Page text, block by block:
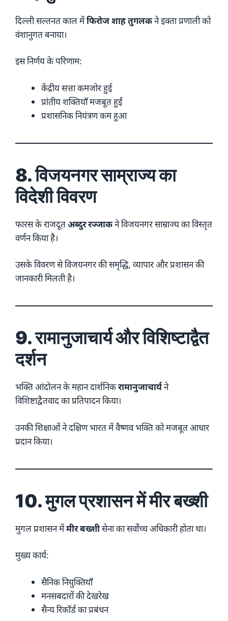
दिल्ली सल्तनत काल मेंफिरोज शाह तुगलकने इक्ता प्रणाली को
वंशानुगत बनाया।
इस निर्णय के परिणाम:
केंद्रीय सत्ता कमजोर हुई
प्रांतीय शक्तियाँ मजबूत हुईं
प्रशासनिक नियंत्रण कम हुआ
8. विजयनगर साम्राज्य का
विदेशी विवरण
फारस के राजदूतअब्दुर रज्जाकने विजयनगर साम्राज्य का विस्तृत
वर्णन किया है।
उसके विवरण से विजयनगर की समृद्धि, व्यापार और प्रशासन की
जानकारी मिलती है।
9. रामानुजाचार्य और विशिष्टाद्वैत
दर्शन
भक्ति आंदोलन के महान दार्शनिकरामानुजाचार्यने
विशिष्टाद्वैतवाद का प्रतिपादन किया।
उनकी शिक्षाओं ने दक्षिण भारत में वैष्णव भक्ति को मजबूत आधार
प्रदान किया।
10. मुगल प्रशासन में मीर बख्शी
मुगल प्रशासन मेंमीर बख्शीसेना का सर्वोच्च अधिकारी होता था।
मुख्य कार्य:
सैनिक नियुक्तियाँ
मनसबदारों की देखरेख
सैन्य रिकॉर्ड का प्रबंधन